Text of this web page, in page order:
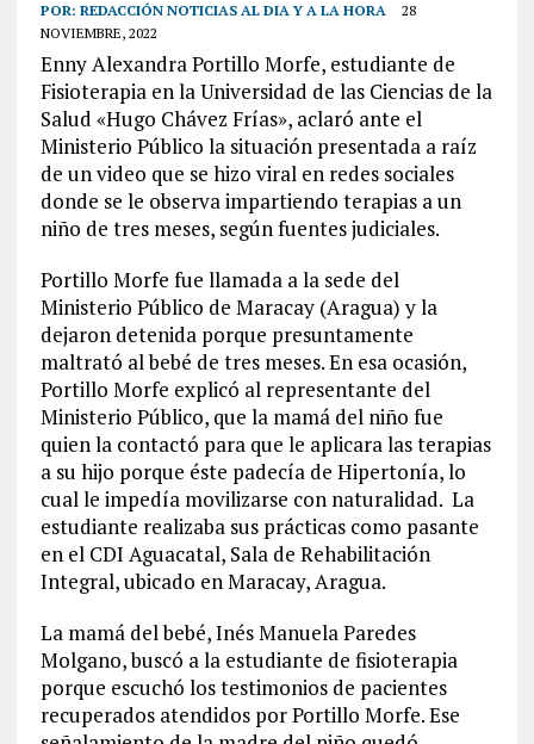
POR: REDACCIÓN NOTICIAS AL DIA Y A LA HORA
28
NOVIEMBRE, 2022
Enny Alexandra Portillo Morfe, estudiante de
Fisioterapia en la Universidad de las Ciencias de la
Salud «Hugo Chávez Frías», aclaró ante el
Ministerio Público la situación presentada a raíz
de un video que se hizo viral en redes sociales
donde se le observa impartiendo terapias a un
niño de tres meses, según fuentes judiciales.
Portillo Morfe fue llamada a la sede del
Ministerio Público de Maracay (Aragua) y la
dejaron detenida porque presuntamente
maltrató al bebé de tres meses. En esa ocasión,
Portillo Morfe explicó al representante del
Ministerio Público, que la mamá del niño fue
quien la contactó para que le aplicara las terapias
a su hijo porque éste padecía de Hipertonía, lo
cual le impedía movilizarse con naturalidad. La
estudiante realizaba sus prácticas como pasante
en el CDI Aguacatal, Sala de Rehabilitación
Integral, ubicado en Maracay, Aragua.
La mamá del bebé, Inés Manuela Paredes
Molgano, buscó a la estudiante de fisioterapia
porque escuchó los testimonios de pacientes
recuperados atendidos por Portillo Morfe. Ese